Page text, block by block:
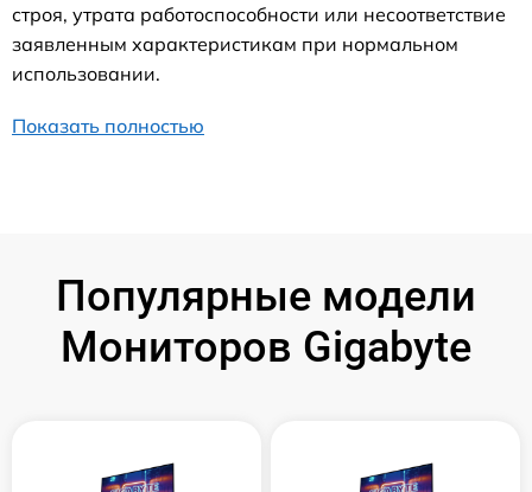
строя, утрата работоспособности или несоответствие
заявленным характеристикам при нормальном
использовании.
Показать полностью
Популярные модели
Мониторов Gigabyte